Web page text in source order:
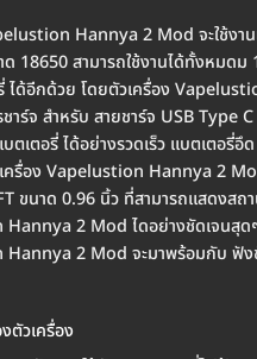
Hannya 2 Mod จะใช้งา
18650 สามารถใช้งานได้ทั้งหมดม
ได้อีกด้วย โดยตัวเครื่อง
าร์จ สำหรับ สายชาร์จ USB Type
ตเตอรี่ ได้อย่างรวดเร็ว แบตเตอรี่อึ
ครื่อง Vapelustion Hannya 2
ขนาด 0.96 นิ้ว ที่สามารถแสดงสถา
2 Mod ไดอย่างชัดเจนสุด
2 Mod จะมาพร้อมกับ ฟัง
ตัวเครื่อง